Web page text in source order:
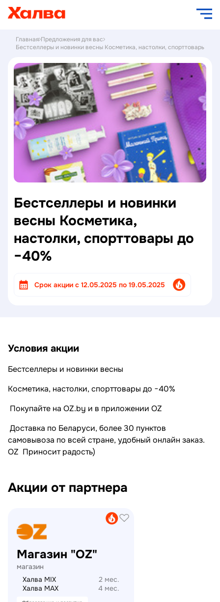
Главная Предложения для вас
Бестселлеры и новинки весны Косметика, настолки, спорттовары до
Бестселлеры и новинки
весны Косметика,
настолки, спорттовары до
−40%
Cрок акции с 12.05.2025 по 19.05.2025
Условия акции
Бестселлеры и новинки весны
Косметика, настолки, спорттовары до −40%
Покупайте на OZ.by и в приложении OZ
Доставка по Беларуси, более 30 пунктов
самовывоза по всей стране, удобный онлайн заказ.
OZ Приносит радость)
Акции от партнера
Магазин "OZ"
магазин
Халва MIX
2 мес.
Халва MAX
4 мес.